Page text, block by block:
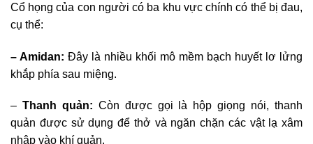
Cổ họng của con người có ba khu vực chính có thể bị đau,
cụ thể:
– Amidan: Đây là nhiều khối mô mềm bạch huyết lơ lửng
khắp phía sau miệng.
– Thanh quản: Còn được gọi là hộp giọng nói, thanh
quản được sử dụng để thở và ngăn chặn các vật lạ xâm
nhập vào khí quản.